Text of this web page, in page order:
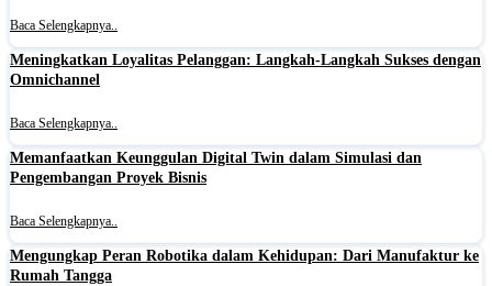
Baca Selengkapnya..
Meningkatkan Loyalitas Pelanggan: Langkah-Langkah Sukses dengan
Omnichannel
Baca Selengkapnya..
Memanfaatkan Keunggulan Digital Twin dalam Simulasi dan
Pengembangan Proyek Bisnis
Baca Selengkapnya..
Mengungkap Peran Robotika dalam Kehidupan: Dari Manufaktur ke
Rumah Tangga